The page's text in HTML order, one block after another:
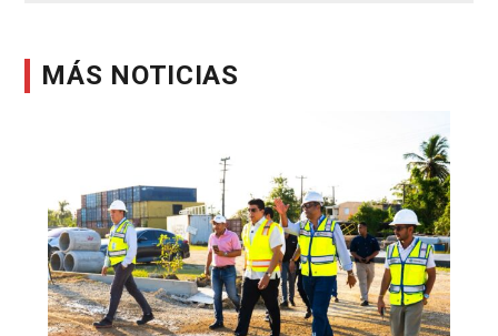
MÁS NOTICIAS